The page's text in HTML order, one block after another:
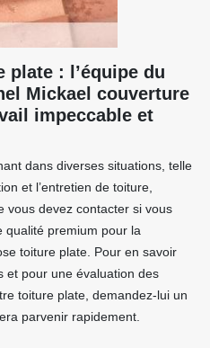
: l’équipe du
Mickael couverture
impeccable et
dans diverses situations, telle
et l’entretien de toiture,
vous devez contacter si vous
qualité premium pour la
toiture plate. Pour en savoir
et pour une évaluation des
toiture plate, demandez-lui un
parvenir rapidement.